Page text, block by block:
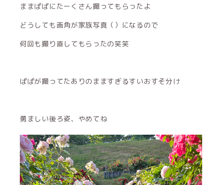
ままぱぱにたーくさん撮ってもらったよ
どうしても画角が家族写真（）になるので
何回も撮り直してもらったの笑笑
ぱぱが撮ってたありのまますぎるすいおすそ分け
勇ましい後ろ姿、やめてね